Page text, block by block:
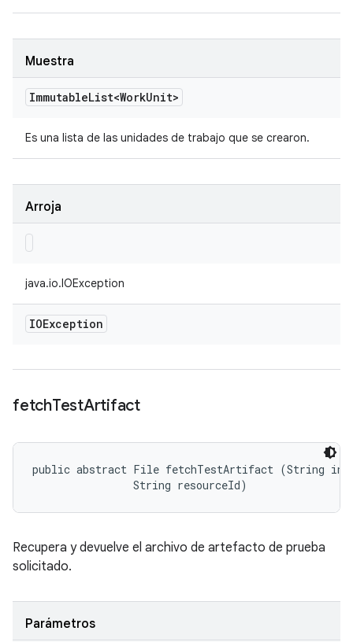
Muestra
ImmutableList<WorkUnit>
Es una lista de las unidades de trabajo que se crearon.
Arroja
java.io.IOException
IOException
fetchTestArtifact
public abstract File fetchTestArtifact (String
                String resourceId)
Recupera y devuelve el archivo de artefacto de prueba
solicitado.
Parámetros